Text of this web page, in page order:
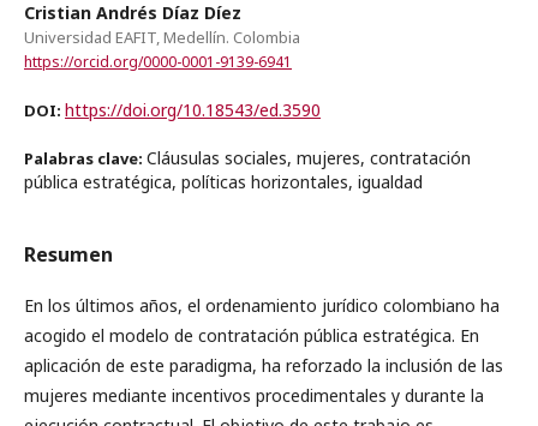
Cristian Andrés Díaz Díez
Universidad EAFIT, Medellín. Colombia
https://orcid.org/0000-0001-9139-6941
DOI: https://doi.org/10.18543/ed.3590
Palabras clave: Cláusulas sociales, mujeres, contratación
pública estratégica, políticas horizontales, igualdad
Resumen
En los últimos años, el ordenamiento jurídico colombiano ha
acogido el modelo de contratación pública estratégica. En
aplicación de este paradigma, ha reforzado la inclusión de las
mujeres mediante incentivos procedimentales y durante la